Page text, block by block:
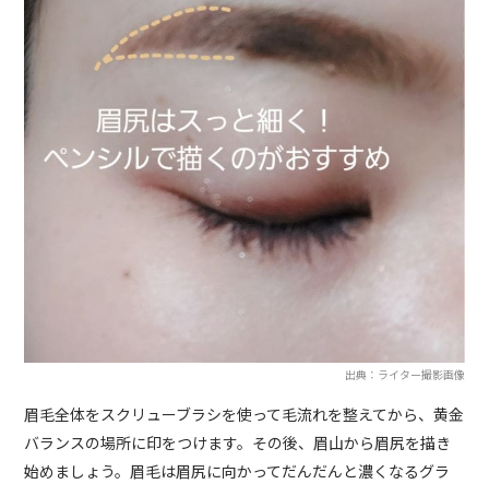
出典：ライター撮影画像
眉毛全体をスクリューブラシを使って毛流れを整えてから、黄金
バランスの場所に印をつけます。その後、眉山から眉尻を描き
始めましょう。眉毛は眉尻に向かってだんだんと濃くなるグラ